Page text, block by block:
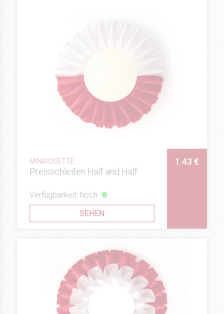
MINIROSETTE
Preisschleifen Half and Half
1.43 €
Verfügbarkeit: hoch
SEHEN